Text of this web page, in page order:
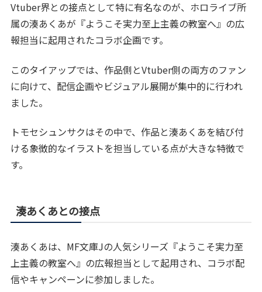
Vtuber界との接点として特に有名なのが、ホロライブ所
属の湊あくあが『ようこそ実力至上主義の教室へ』の広
報担当に起用されたコラボ企画です。
このタイアップでは、作品側とVtuber側の両方のファン
に向けて、配信企画やビジュアル展開が集中的に行われ
ました。
トモセシュンサクはその中で、作品と湊あくあを結び付
ける象徴的なイラストを担当している点が大きな特徴で
す。
湊あくあとの接点
湊あくあは、MF文庫Jの人気シリーズ『ようこそ実力至
上主義の教室へ』の広報担当として起用され、コラボ配
信やキャンペーンに参加しました。